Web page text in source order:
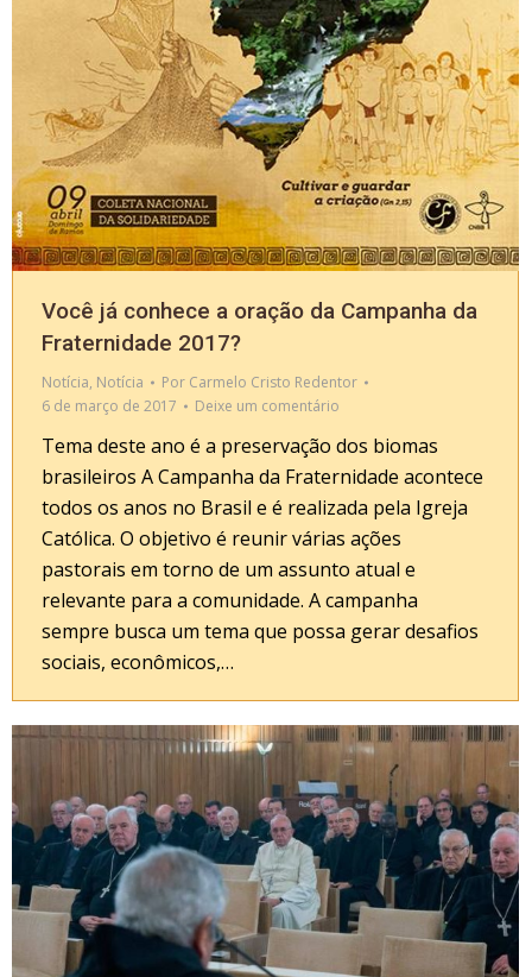
Você já conhece a oração da Campanha da
Fraternidade 2017?
Notícia, Notícia Por Carmelo Cristo Redentor
6 de março de 2017
Deixe um comentário
Tema deste ano é a preservação dos biomas
brasileiros A Campanha da Fraternidade acontece
todos os anos no Brasil e é realizada pela Igreja
Católica. O objetivo é reunir várias ações
pastorais em torno de um assunto atual e
relevante para a comunidade. A campanha
sempre busca um tema que possa gerar desafios
sociais, econômicos,…